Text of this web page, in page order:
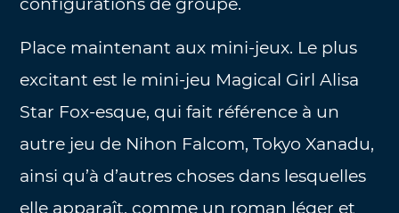
configurations de groupe.
Place maintenant aux mini-jeux. Le plus
excitant est le mini-jeu Magical Girl Alisa
Star Fox-esque, qui fait référence à un
autre jeu de Nihon Falcom, Tokyo Xanadu,
ainsi qu’à d’autres choses dans lesquelles
elle apparaît, comme un roman léger et